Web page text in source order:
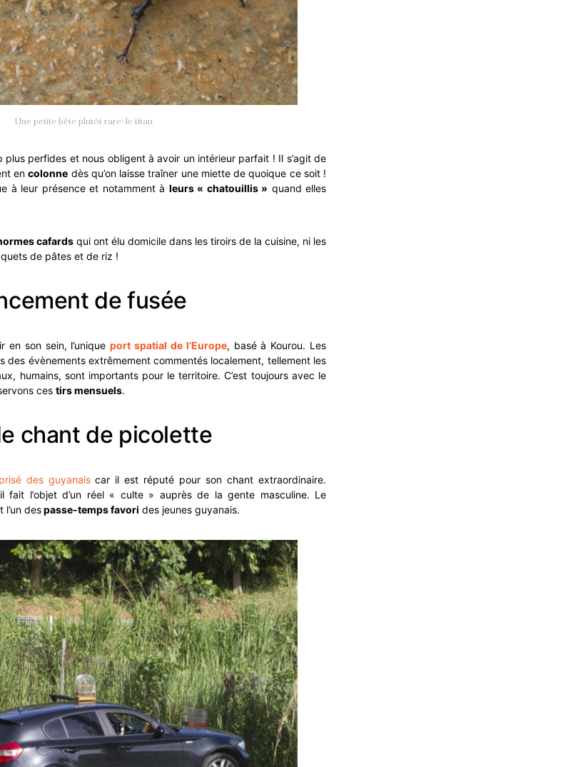
Une petite bête plutôt rare: le titan
perfides et nous obligent à avoir un intérieur parfait ! Il s’agit de
encolonne dès qu’on laisse traîner une miette de quoique ce soit !
à leur présence et notamment à leurs « chatouillis » quand elles
cafards qui ont élu domicile dans les tiroirs de la cuisine, ni les
de pâtes et de riz !
de fusée
en son sein, l’uniqueport spatial de l’Europe, basé à Kourou. Les
des évènements extrêmement commentés localement, tellement les
humains, sont importants pour le territoire. C’est toujours avec le
ces tirs mensuels.
chant de picolette
des guyanaiscar il est réputé pour son chant extraordinaire.
fait l’objet d’un réel « culte » auprès de la gente masculine. Le
despasse-temps favori des jeunes guyanais.